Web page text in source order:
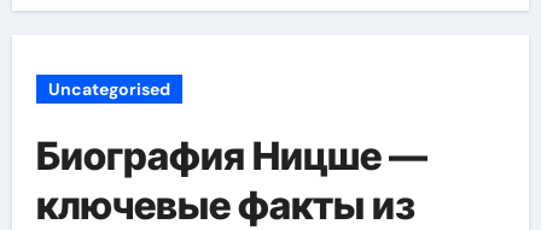
Uncategorised
Биография Ницше —
ключевые факты из